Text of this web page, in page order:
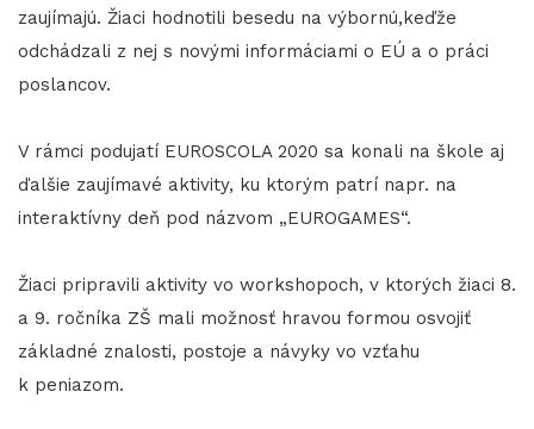
zaujímajú. Žiaci hodnotili besedu na výbornú,keďže
odchádzali z nej s novými informáciami o EÚ a o práci
poslancov.
V rámci podujatí EUROSCOLA 2020 sa konali na škole aj
ďalšie zaujímavé aktivity, ku ktorým patrí napr. na
interaktívny deň pod názvom „EUROGAMES“.
Žiaci pripravili aktivity vo workshopoch, v ktorých žiaci 8.
a 9. ročníka ZŠ mali možnosť hravou formou osvojiť
základné znalosti, postoje a návyky vo vzťahu
k peniazom.